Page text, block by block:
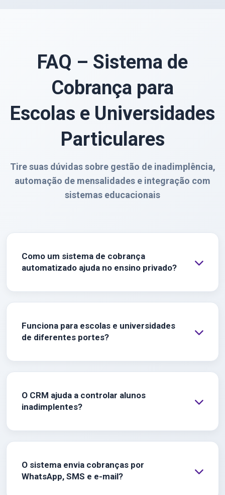
FAQ – Sistema de
Cobrança para
Escolas e Universidades
Particulares
Tire suas dúvidas sobre gestão de inadimplência,
automação de mensalidades e integração com
sistemas educacionais
Como um sistema de cobrança
automatizado ajuda no ensino privado?
Funciona para escolas e universidades
de diferentes portes?
O CRM ajuda a controlar alunos
inadimplentes?
O sistema envia cobranças por
WhatsApp, SMS e e-mail?